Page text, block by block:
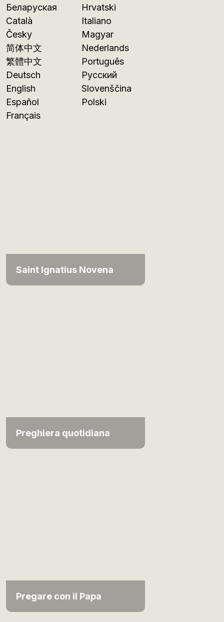
Беларуская
Català
Česky
简体中文
繁體中文
Deutsch
English
Español
Français
Hrvatski
Italiano
Magyar
Nederlands
Português
Русский
Slovenščina
Polski
Saint Ignatius Novena
Preghiera quotidiana
Pregare con il Papa